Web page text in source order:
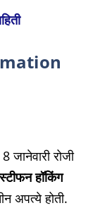
रोजी
हॉकिंग
अपत्ये होती.